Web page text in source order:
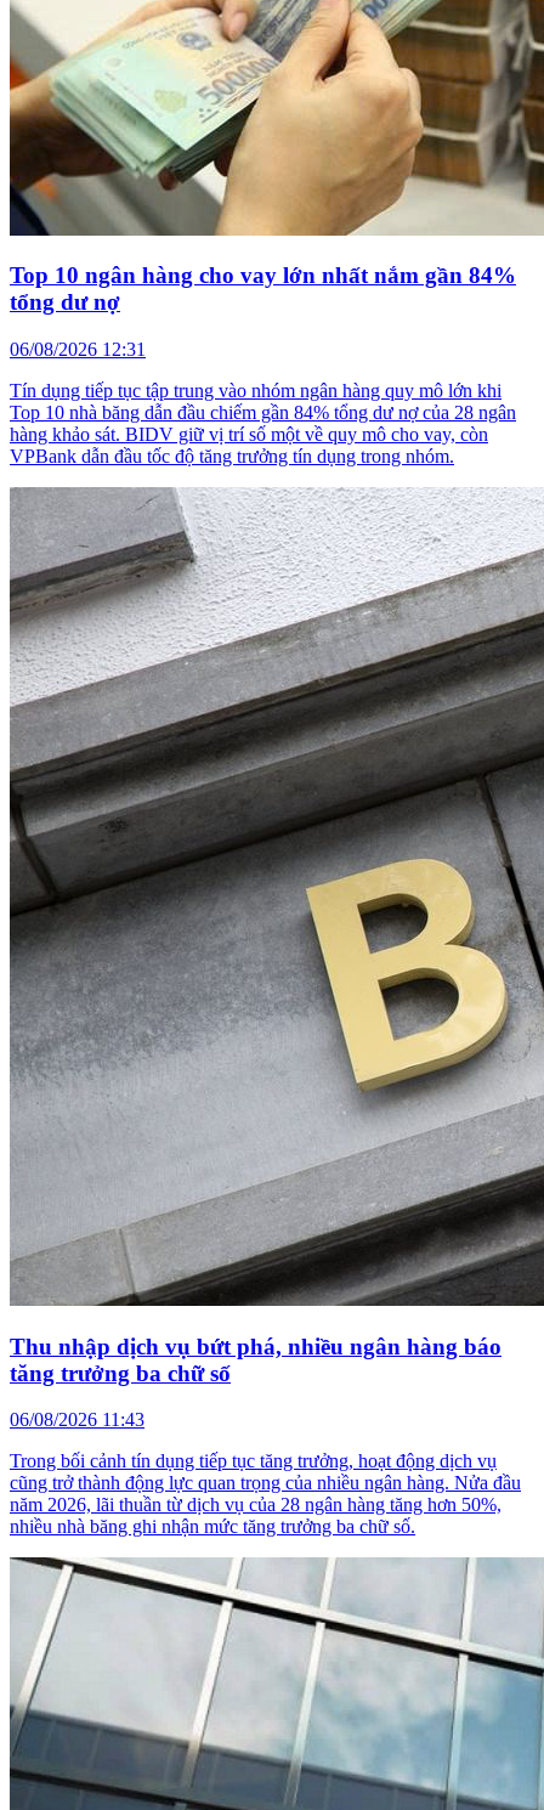
Top 10 ngân hàng cho vay lớn nhất nắm gần 84%
tổng dư nợ
06/08/2026 12:31
Tín dụng tiếp tục tập trung vào nhóm ngân hàng quy mô lớn khi
Top 10 nhà băng dẫn đầu chiếm gần 84% tổng dư nợ của 28 ngân
hàng khảo sát. BIDV giữ vị trí số một về quy mô cho vay, còn
VPBank dẫn đầu tốc độ tăng trưởng tín dụng trong nhóm.
Thu nhập dịch vụ bứt phá, nhiều ngân hàng báo
tăng trưởng ba chữ số
06/08/2026 11:43
Trong bối cảnh tín dụng tiếp tục tăng trưởng, hoạt động dịch vụ
cũng trở thành động lực quan trọng của nhiều ngân hàng. Nửa đầu
năm 2026, lãi thuần từ dịch vụ của 28 ngân hàng tăng hơn 50%,
nhiều nhà băng ghi nhận mức tăng trưởng ba chữ số.